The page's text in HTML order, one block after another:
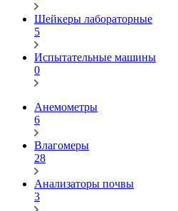
Шейкеры лабораторные
5
Испытательные машины
0
Анемометры
6
Влагомеры
28
Анализаторы почвы
3